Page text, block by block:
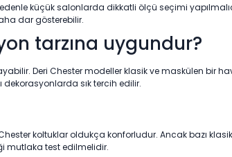
küçük salonlarda dikkatli ölçü seçimi
dar gösterebilir.
tarzına uygundur?
Deri Chester modeller klasik ve maskülen bir
sık tercih edilir.
koltuklar oldukça konforludur. Ancak bazı
mutlaka test edilmelidir.